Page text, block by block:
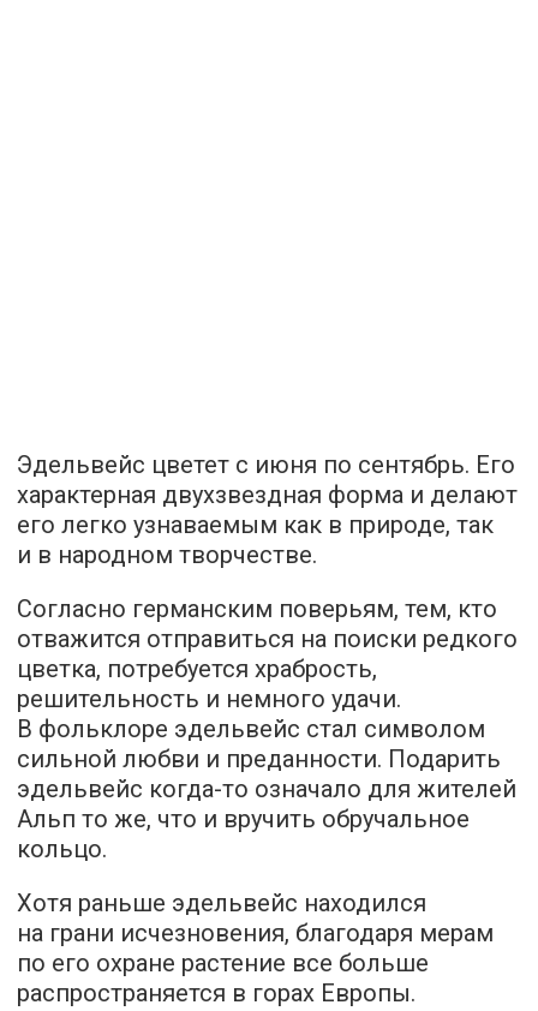
Эдельвейс цветет с июня по сентябрь. Его
характерная двухзвездная форма и делают
его легко узнаваемым как в природе, так
и в народном творчестве.
Согласно германским поверьям, тем, кто
отважится отправиться на поиски редкого
цветка, потребуется храбрость,
решительность и немного удачи.
В фольклоре эдельвейс стал символом
сильной любви и преданности. Подарить
эдельвейс когда-то означало для жителей
Альп то же, что и вручить обручальное
кольцо.
Хотя раньше эдельвейс находился
на грани исчезновения, благодаря мерам
по его охране растение все больше
распространяется в горах Европы.